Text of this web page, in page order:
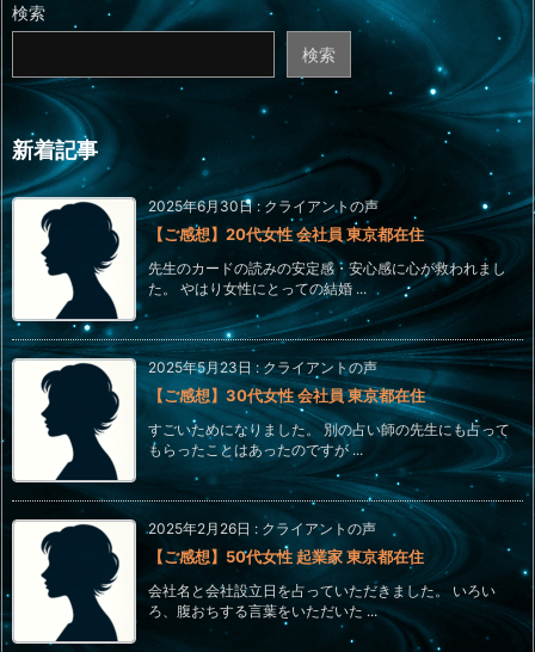
検索
検索
新着記事
2025年6月30日: クライアントの声
【ご感想】20代女性 会社員 東京都在住
先生のカードの読みの安定感・安心感に心が救われまし
た。 やはり女性にとっての結婚 ...
2025年5月23日:クライアントの声
【ご感想】30代女性 会社員 東京都在住
すごいためになりました。 別の占い師の先生にも占って
もらったことはあったのですが ...
2025年2月26日 : クライアントの声
【ご感想】50代女性 起業家 東京都在住
会社名と会社設立日を占っていただきました。 いろい
ろ、腹おちする言葉をいただいた ...